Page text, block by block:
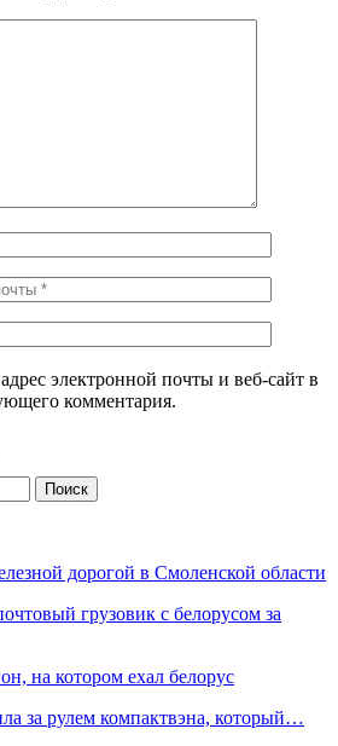
электронной почты и веб-сайт в
комментария.
дорогой в Смоленской области
грузовик с белорусом за
на котором ехал белорус
за рулем компактвэна, который…